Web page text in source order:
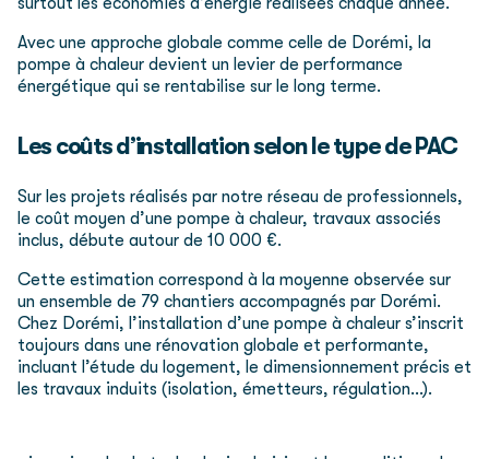
Avec une approche globale comme celle de Dorémi, la
pompe à chaleur devient un levier de performance
énergétique qui se rentabilise sur le long terme.
Les coûts d’installation selon le type de PAC
Sur les projets réalisés par notre réseau de professionnels,
le coût moyen d’une pompe à chaleur, travaux associés
inclus, débute autour de 10 000 €.
Cette estimation correspond à la moyenne observée sur
un ensemble de 79 chantiers accompagnés par Dorémi.
Chez Dorémi, l’installation d’une pompe à chaleur s’inscrit
toujours dans une rénovation globale et performante,
incluant l’étude du logement, le dimensionnement précis et
les travaux induits (isolation, émetteurs, régulation…).